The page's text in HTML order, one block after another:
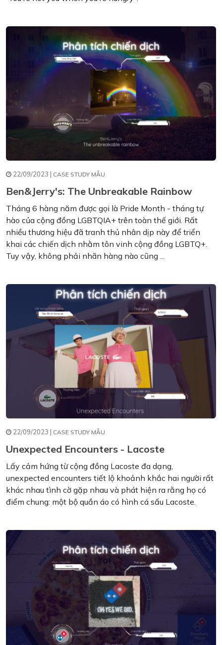
22/09/2023 | CASE STUDY MẪU
Ben&Jerry's: The Unbreakable Rainbow
Tháng 6 hàng năm được gọi là Pride Month - tháng tự
hào của cộng đồng LGBTQIA+ trên toàn thế giới. Rất
nhiều thương hiệu đã tranh thủ nhân dịp này để triển
khai các chiến dịch nhằm tôn vinh cộng đồng LGBTQ+.
Tuy vậy, không phải nhãn hàng nào cũng ...
22/09/2023 | CASE STUDY MẪU
Unexpected Encounters - Lacoste
Lấy cảm hứng từ cộng đồng Lacoste đa dạng,
unexpected encounters tiết lộ khoảnh khắc hai người rất
khác nhau tình cờ gặp nhau và phát hiện ra rằng họ có
điểm chung: một bộ quần áo có hình cá sấu Lacoste.